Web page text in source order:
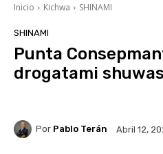
Inicio Kichwa SHINAMI
SHINAMI
Punta
drogatami
Por Pablo Terán Abril 12,